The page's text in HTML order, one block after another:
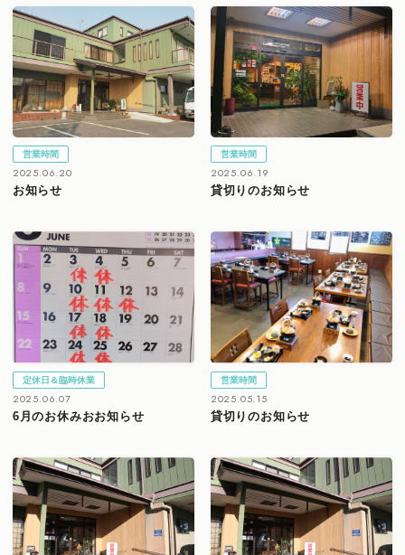
営業時間
2025.06.20
お知らせ
営業時間
2025.06.19
貸切りのお知らせ
定休日＆臨時休業
2025.06.07
6月のお休みおお知らせ
営業時間
2025.05.15
貸切りのお知らせ